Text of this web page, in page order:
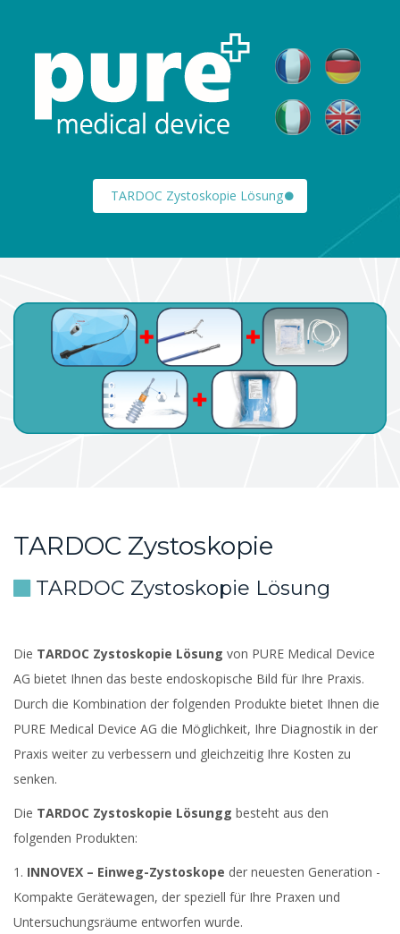
TARDOC Zystoskopie Lösung
TARDOC Zystoskopie
TARDOC Zystoskopie Lösung
Die TARDOC Zystoskopie Lösung von PURE Medical Device
AG bietet Ihnen das beste endoskopische Bild für Ihre Praxis.
Durch die Kombination der folgenden Produkte bietet Ihnen die
PURE Medical Device AG die Möglichkeit, Ihre Diagnostik in der
Praxis weiter zu verbessern und gleichzeitig Ihre Kosten zu
senken.
Die TARDOC Zystoskopie Lösungg besteht aus den
folgenden Produkten:
INNOVEX – Einweg-Zystoskope der neuesten Generation -
Kompakte Gerätewagen, der speziell für Ihre Praxen und
Untersuchungsräume entworfen wurde.